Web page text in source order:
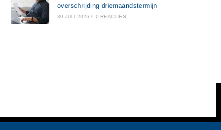
overschrijding driemaandstermijn
30 JULI 2026 / 0 REACTIES